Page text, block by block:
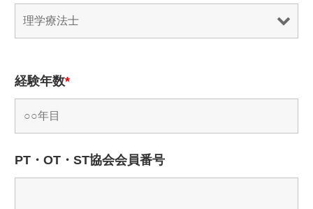
経験年数*
PT・OT・ST協会会員番号